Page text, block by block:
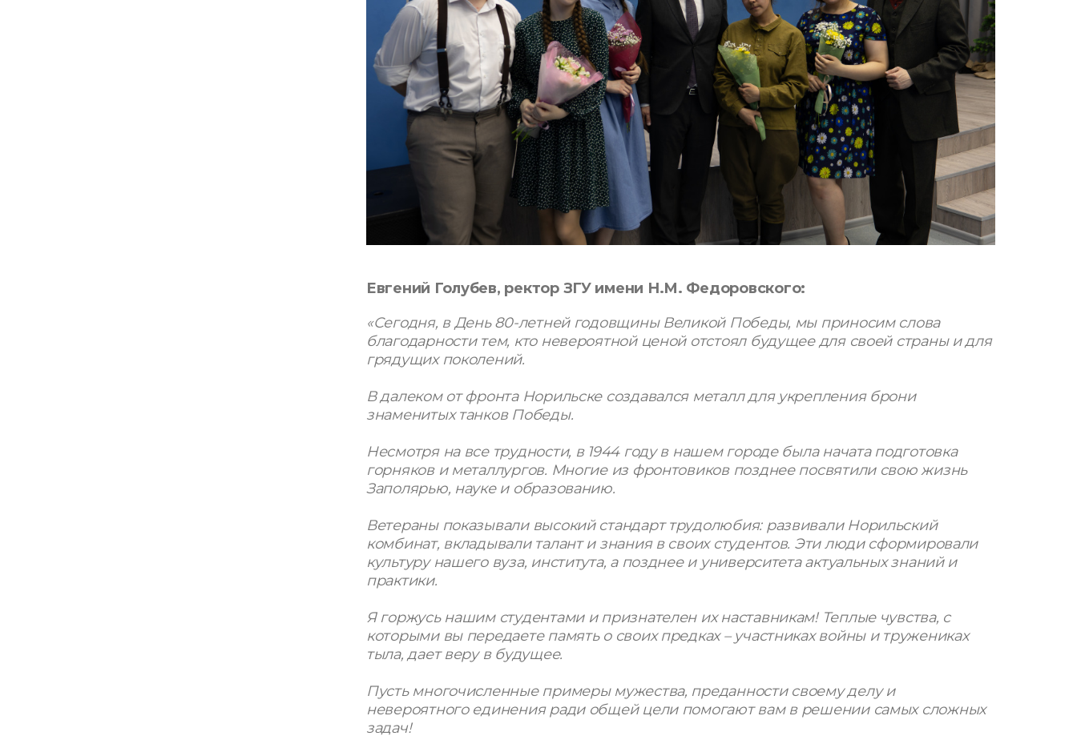
Евгений Голубев, ректор ЗГУ имени Н.М. Федоровского:
«Сегодня, в День 80-летней годовщины Великой Победы, мы приносим слова
благодарности тем, кто невероятной ценой отстоял будущее для своей страны и для
грядущих поколений.
В далеком от фронта Норильске создавался металл для укрепления брони
знаменитых танков Победы.
Несмотря на все трудности, в 1944 году в нашем городе была начата подготовка
горняков и металлургов. Многие из фронтовиков позднее посвятили свою жизнь
Заполярью, науке и образованию.
Ветераны показывали высокий стандарт трудолюбия: развивали Норильский
комбинат, вкладывали талант и знания в своих студентов. Эти люди сформировали
культуру нашего вуза, института, а позднее и университета актуальных знаний и
практики.
Я горжусь нашим студентами и признателен их наставникам! Теплые чувства, с
которыми вы передаете память о своих предках – участниках войны и тружениках
тыла, дает веру в будущее.
Пусть многочисленные примеры мужества, преданности своему делу и
невероятного единения ради общей цели помогают вам в решении самых сложных
задач!